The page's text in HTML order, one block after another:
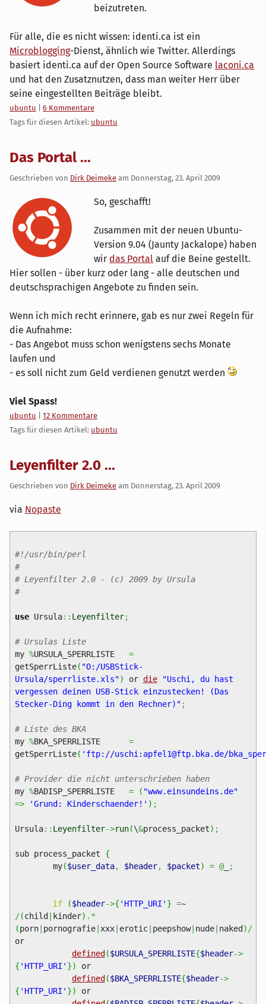
beizutreten.
Für alle, die es nicht wissen: identi.ca ist ein
Microblogging-Dienst, ähnlich wie Twitter. Allerdings
basiert identi.ca auf der Open Source Software laconi.ca
und hat den Zusatznutzen, dass man weiter Herr über
seine eingestellten Beiträge bleibt.
Kategorien:
ubuntu
6 Kommentare
Tags für diesen Artikel: ubuntu
Das Portal ...
Geschrieben von Dirk Deimeke am Donnerstag, 23. April 2009
So, geschafft!
Zusammen mit der neuen Ubuntu-
Version 9.04 (Jaunty Jackalope) haben
wir das Portal auf die Beine gestellt.
Hier sollen - über kurz oder lang - alle deutschen und
deutschsprachigen Angebote zu finden sein.
Wenn ich mich recht erinnere, gab es nur zwei Regeln für
die Aufnahme:
- Das Angebot muss schon wenigstens sechs Monate
laufen und
- es soll nicht zum Geld verdienen genutzt werden
Viel Spass!
Kategorien:
ubuntu
12 Kommentare
Tags für diesen Artikel: ubuntu
Leyenfilter 2.0 ...
Geschrieben von Dirk Deimeke am Donnerstag, 23. April 2009
via Nopaste
#!/usr/bin/perl
#
# Leyenfilter 2.0 - (c) 2009 by Ursula
#
useUrsula:: Leyenfilter;
# Ursulas Liste
my %URSULA_SPERRLISTE =
getSperrListe( "O:/USBStick-
Ursula/sperrliste.xls") or die
"Uschi, du hast
vergessen deinen USB-Stick einzustecken! (Das
Stecker-Ding kommt in den Rechner)" ;
# Liste des BKA
my %BKA_SPERRLISTE =
getSperrListe( 'ftp://uschi:apfel1@ftp.bka.de/
# Provider die nicht unterschrieben haben
my %BADISP_SPERRLISTE = ( "www.einsundeins.de"
=>
'Grund: Kinderschaender!' ) ;
Ursula:: Leyenfilter->run(\&process_packet) ;
sub process_packet {
my($user_data, $header, $packet) = @_ ;
if ($header->{ 'HTTP_URI' } =~
/(child kinder) .*
(porn| pornografie| xxx| erotic| peepshow| nude| naked )/
or
defined ($URSULA_SPERRLISTE{$header->
{ 'HTTP_URI' }) or
defined ($BKA_SPERRLISTE{$header->
{ 'HTTP_URI' }) or